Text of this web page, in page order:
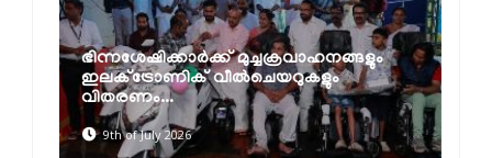
ഭിന്നശേഷിക്കാര്‍ക്ക് മുച്ചക്രവാഹനങ്ങളും
ഇലക്ട്രോണിക് വീല്‍ചെയറുകളും
വിതരണം...
9th of July 2026